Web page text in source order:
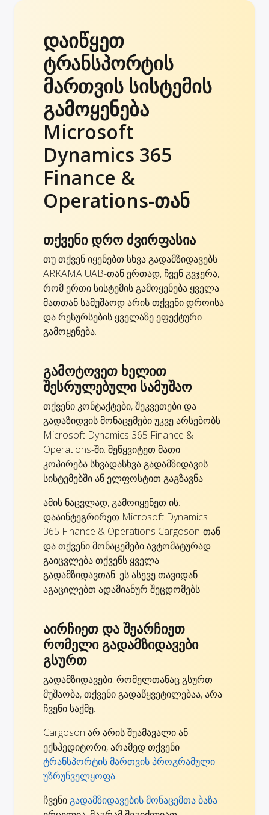
დაიწყეთ
ტრანსპორტის
მართვის სისტემის
გამოყენება
Microsoft
Dynamics 365
Finance &
Operations-თან
თქვენი დრო ძვირფასია
თუ თქვენ იყენებთ სხვა გადამზიდავებს
ARKAMA UAB-თან ერთად, ჩვენ გვჯერა,
რომ ერთი სისტემის გამოყენება ყველა
მათთან სამუშაოდ არის თქვენი დროისა
და რესურსების ყველაზე ეფექტური
გამოყენება.
გამოტოვეთ ხელით
შესრულებული სამუშაო
თქვენი კონტაქტები, შეკვეთები და
გადაზიდვის მონაცემები უკვე არსებობს
Microsoft Dynamics 365 Finance &
Operations-ში. შეწყვიტეთ მათი
კოპირება სხვადასხვა გადამზიდავის
სისტემებში ან ელფოსტით გაგზავნა.
ამის ნაცვლად, გამოიყენეთ ის:
დააინტეგრირეთ Microsoft Dynamics
365 Finance & Operations Cargoson-თან
და თქვენი მონაცემები ავტომატურად
გაიცვლება თქვენს ყველა
გადამზიდავთან! ეს ასევე თავიდან
აგაცილებთ ადამიანურ შეცდომებს.
აირჩიეთ და შეარჩიეთ
რომელი გადამზიდავები
გსურთ
გადამზიდავები, რომელთანაც გსურთ
მუშაობა, თქვენი გადაწყვეტილებაა, არა
ჩვენი საქმე.
Cargoson არ არის შუამავალი ან
ექსპედიტორი, არამედ თქვენი
ტრანსპორტის მართვის პროგრამული
უზრუნველყოფა.
ჩვენიგადამზიდავების მონაცემთა ბაზა